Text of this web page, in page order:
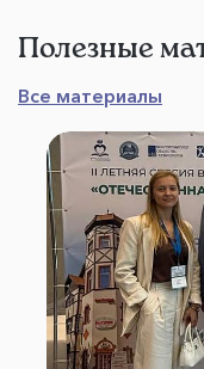
Полезные
Все материалы